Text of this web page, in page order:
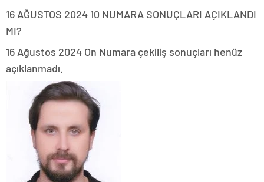
16 AĞUSTOS 2024 10 NUMARA SONUÇLARI AÇIKLANDI
MI?
16 Ağustos 2024 On Numara çekiliş sonuçları henüz
açıklanmadı.